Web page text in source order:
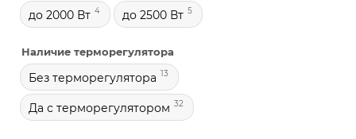
до 2000 Вт 4 до 2500 Вт 5
Наличие терморегулятора
Без терморегулятора 13
Да с терморегулятором 32